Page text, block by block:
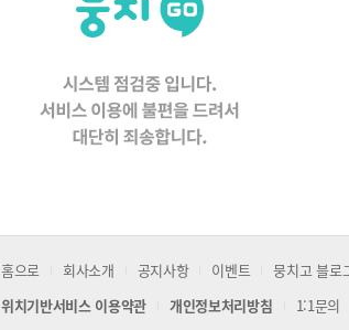
홈으로 회사소개 공지사항 이벤트 뭉치고 블로
위치기반서비스 이용약관
개인정보처리방침 1:1문의